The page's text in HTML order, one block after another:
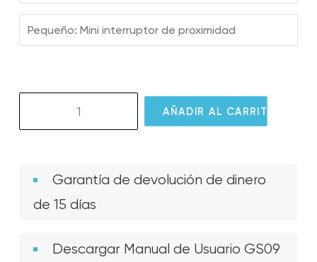
Pequeño: Mini interruptor de proximidad
cantidad
AÑADIR AL CARRITO
Garantía de devolución de dinero
de 15 días
Descargar Manual de Usuario GS09